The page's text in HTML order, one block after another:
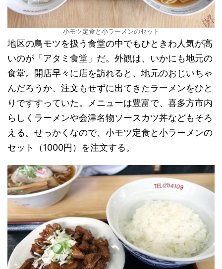
小モツ定食と小ラーメンのセット
地区の鳥モツを扱う食堂の中でもひときわ人気が高
いのが「アタミ食堂」だ。外観は、いかにも地元の
食堂。開店早々に店を訪れると、地元のおじいちゃ
んだろうか、注文もせずに出てきたラーメンをひと
りですすっていた。メニューは豊富で、喜多方市内
らしくラーメンや会津名物ソースカツ丼などもそろ
える。せっかくなので、小モツ定食と小ラーメンの
セット（1000円）を注文する。